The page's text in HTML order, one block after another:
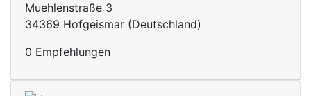
Muehlenstraße 3
34369 Hofgeismar (Deutschland)
0 Empfehlungen